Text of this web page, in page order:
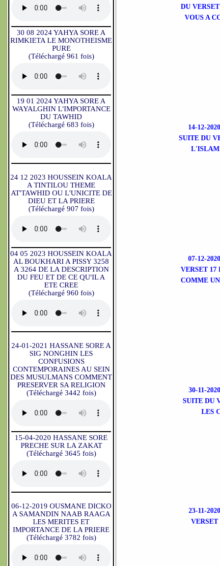
30 08 2024 YAHYA SORE A
RIMKIETA LE MONOTHEISME
PURE
(Téléchargé 961 fois)
19 01 2024 YAHYA SORE A
WAYALGHIN L'IMPORTANCE
DU TAWHID
(Téléchargé 683 fois)
24 12 2023 HOUSSEIN KOALA
A TINTILOU THEME
AT'TAWHID OU L'UNICITE DE
DIEU ET LA PRIERE
(Téléchargé 907 fois)
04 05 2023 HOUSSEIN KOALA
AL BOUKHARI A PISSY 3258
A 3264 DE LA DESCRIPTION
DU FEU ET DE CE QU'IL A
ETE CREE
(Téléchargé 960 fois)
24-01-2021 HASSANE SORE A
SIG NONGHIN LES
CONFUSIONS
CONTEMPORAINES AU SEIN
DES MUSULMANS COMMENT
PRESERVER SA RELIGION
(Téléchargé 3442 fois)
15-04-2020 HASSANE SORE
PRECHE SUR LA ZAKAT
(Téléchargé 3645 fois)
06-12-2019 OUSMANE DICKO
A SAMANDIN NAAB RAAGA
LES MERITES ET
IMPORTANCE DE LA PRIERE
(Téléchargé 3782 fois)
DU
VOUS A
14-12-
SUITE DU
L'ISLAM
07-12-
VERSET 17
COMME
30-11-
SUITE DU
LES
23-11-